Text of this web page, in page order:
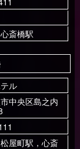
斎橋駅
ル
中央区島之内
屋町駅，心斎